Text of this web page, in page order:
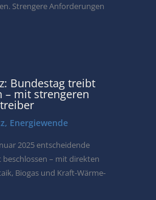
Strengere Anforderungen
Bundestag treibt
– mit strengeren
, Energiewende
2025 entscheidende
– mit direkten
Biogas und Kraft-Wärme-